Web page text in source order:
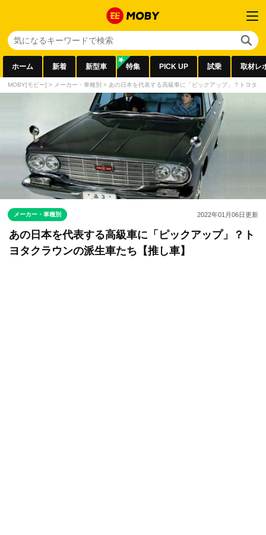
ホーム 新着 新型車 特集 PICK UP 試乗 取材レ
MOBY[モビー] > メーカー・車種別 > あの日本を代表する高級車に「ピックアップ」？トヨタ
メーカー・車種別 2022年01月06日更新
あの日本を代表する高級車に「ピックアップ」？ト
ヨタクラウンの派生車たち【推し車】